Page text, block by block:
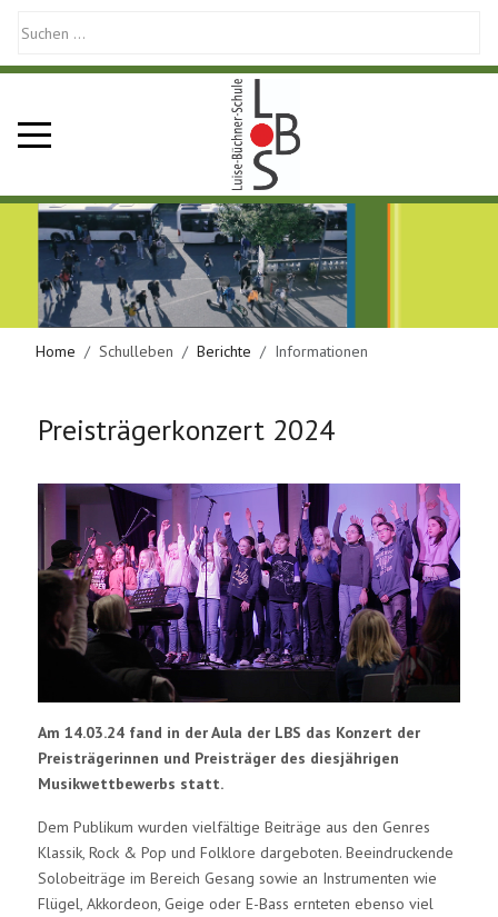
Mobile Menu Toggle
Home Schulleben Berichte Informationen
Preisträgerkonzert 2024
Am 14.03.24 fand in der Aula der LBS das Konzert der
Preisträgerinnen und Preisträger des diesjährigen
Musikwettbewerbs statt.
Dem Publikum wurden vielfältige Beiträge aus den Genres
Klassik, Rock & Pop und Folklore dargeboten. Beeindruckende
Solobeiträge im Bereich Gesang sowie an Instrumenten wie
Flügel, Akkordeon, Geige oder E-Bass ernteten ebenso viel